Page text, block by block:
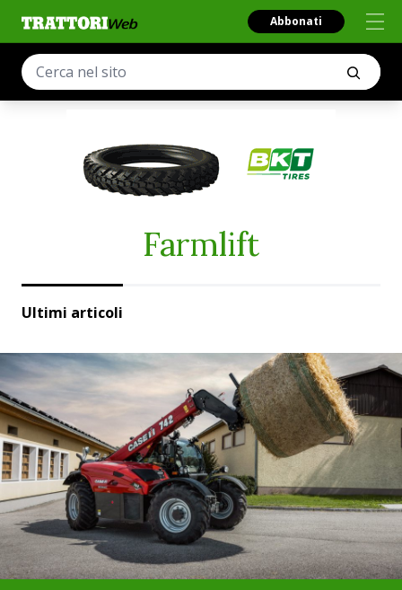
Abbonati
Farmlift
Ultimi articoli